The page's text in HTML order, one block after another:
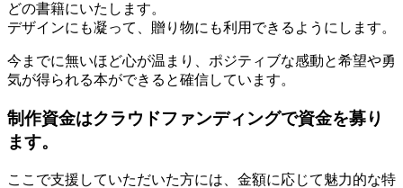
どの書籍にいたします。
デザインにも凝って、贈り物にも利用できるようにします。
今までに無いほど心が温まり、ポジティブな感動と希望や勇
気が得られる本ができると確信しています。
制作資金はクラウドファンディングで資金を募り
ます。
ここで支援していただいた方には、金額に応じて魅力的な特